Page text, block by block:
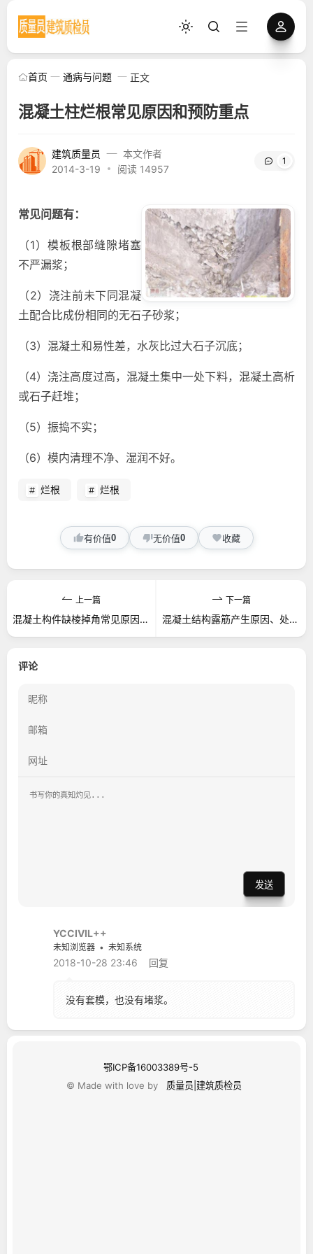
首页 通病与问题 正文
混凝土柱烂根常见原因和预防重点
建筑质量员
本文作者
2014-3-19
阅读 14957
1
常见问题有：
（1）模板根部缝隙堵塞
不严漏浆；
（2）浇注前未下同混凝
土配合比成份相同的无石子砂浆；
（3）混凝土和易性差，水灰比过大石子沉底；
（4）浇注高度过高，混凝土集中一处下料，混凝土高析
或石子赶堆；
（5）振捣不实；
（6）模内清理不净、湿润不好。
烂根 烂根
有价值0 无价值0 收藏
上一篇
混凝土构件缺棱掉角常见原因及防止措施
下一篇
混凝土结构露筋产生原因、处理方法和预防措施
评论
发送
YCCIVIL++
2018-10-28 23:46 回复
未知浏览器 未知系统
没有套模，也没有堵浆。
鄂ICP备16003389号-5
© Made with love by
质量员|建筑质检员